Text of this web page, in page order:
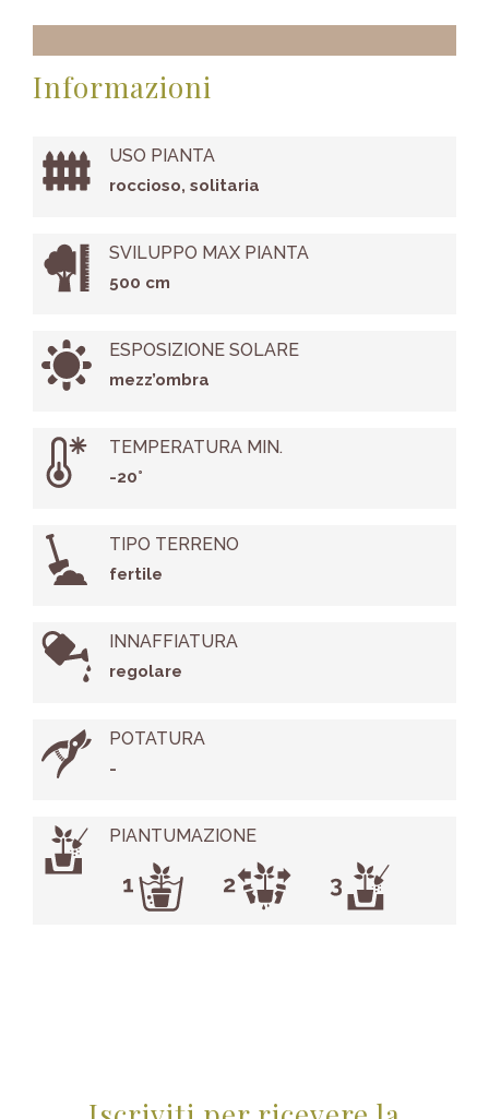
Informazioni
USO PIANTA
roccioso, solitaria
SVILUPPO MAX PIANTA
500 cm
ESPOSIZIONE SOLARE
mezz’ombra
TEMPERATURA MIN.
-20°
TIPO TERRENO
fertile
INNAFFIATURA
regolare
POTATURA
-
PIANTUMAZIONE